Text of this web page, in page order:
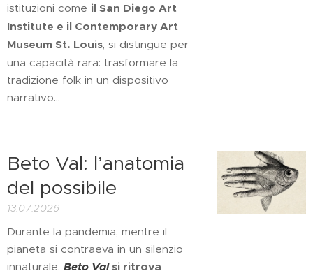
istituzioni come il San Diego Art
Institute e il Contemporary Art
Museum St. Louis, si distingue per
una capacità rara: trasformare la
tradizione folk in un dispositivo
narrativo...
Beto Val: l’anatomia
del possibile
13.07.2026
Durante la pandemia, mentre il
pianeta si contraeva in un silenzio
innaturale, Beto Valsi ritrova